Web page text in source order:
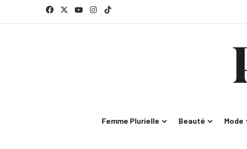
FacebookYouTubeInstagram
Femme Plurielle Beauté Mode